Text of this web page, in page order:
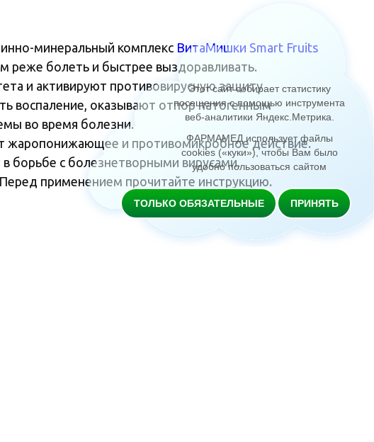
минеральный комплекс ВитаМишки Smart Fruits
реже болеть и быстрее выздоравливать.
и активируют противовирусную защиту
воспаление, оказывают отпор патогенным
во время болезни.
жаропонижающее и противомикробное действие.
борьбе с болезнетворными вирусами.
применением прочитайте инструкцию.
Этот сайт собирает статистику
посещения с помощью инструмента
веб-аналитики Яндекс.Метрика
ФАРМАМЕД использует файлы
cookies («куки»), чтобы Вам было
удобно пользоваться сайтом
ТОЛЬКО ОБЯЗАТЕЛЬНЫЕ ПРИНЯТЬ